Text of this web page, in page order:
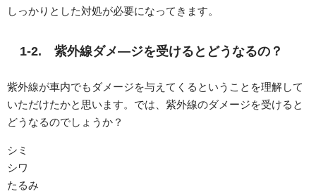
しっかりとした対処が必要になってきます。
1-2. 紫外線ダメ―ジを受けるとどうなるの？
紫外線が車内でもダメージを与えてくるということを理解して
いただけたかと思います。では、紫外線のダメージを受けると
どうなるのでしょうか？
シミ
シワ
たるみ